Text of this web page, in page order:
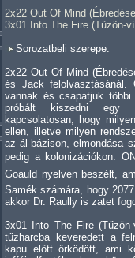
2x22 Out Of Mind
3x01 Into The Fire (Tűzön-
Sorozatbeli szerepe:
2x22 Out Of Mind
és Jack felolvasztásánál.
vannak és csapatjuk többi
próbált kiszedni egy
kapcsolatosan, hogy
ellen, illetve milyen
az ál-bázison, elmondása
pedig a kolonizációkon.
Goauld nyelven beszélt,
Samék számára, hogy
akkor Dr. Raully is zatet
3x01 Into The Fire
tűzharcba keveredett a
kapu előtt őrködött, ami